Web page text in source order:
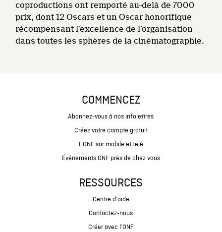
coproductions ont remporté au-delà de 7000
prix, dont 12 Oscars et un Oscar honorifique
récompensant l’excellence de l’organisation
dans toutes les sphères de la cinématographie.
COMMENCEZ
Abonnez-vous à nos infolettres
Créez votre compte gratuit
L'ONF sur mobile et télé
Événements ONF près de chez vous
RESSOURCES
Centre d'aide
Contactez-nous
Créer avec l’ONF